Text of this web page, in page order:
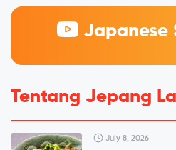
Japanese
Tentang Jepang
July 8, 2026